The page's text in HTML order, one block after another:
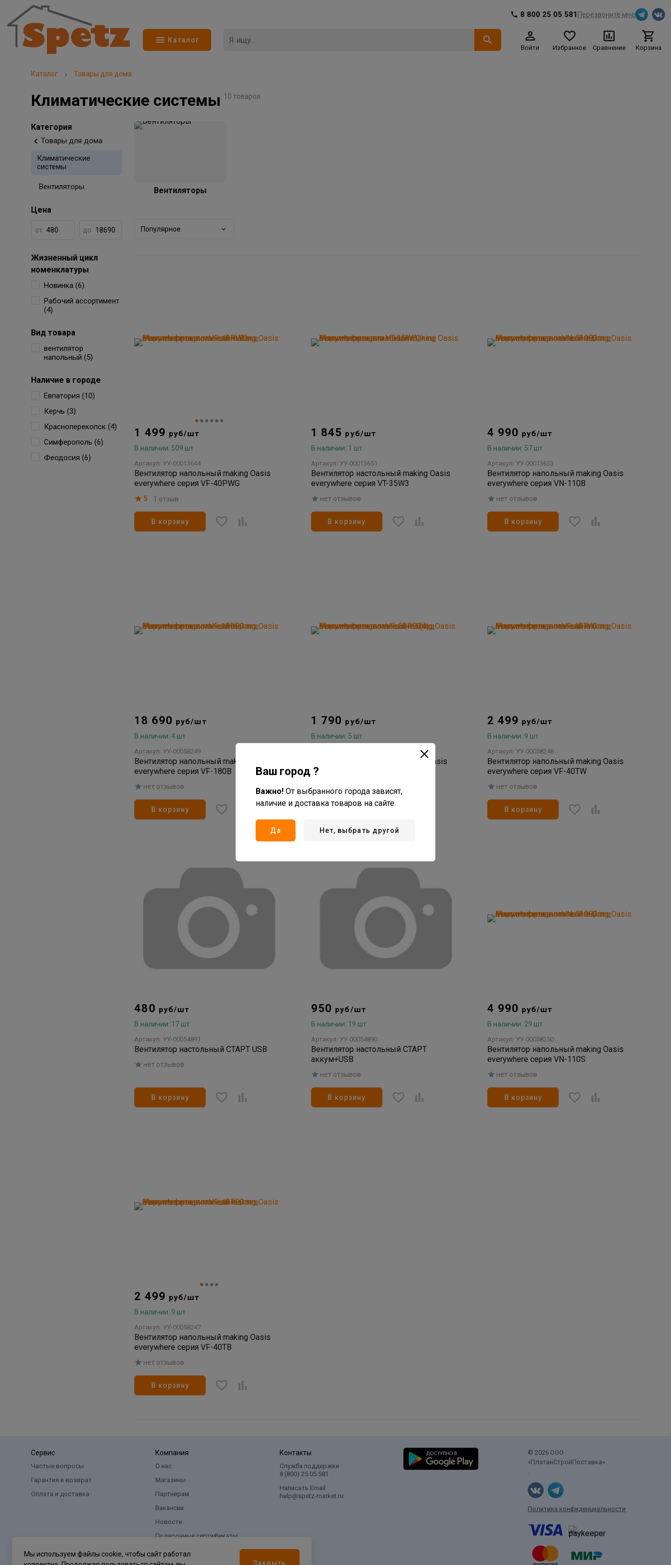
8 800 25 05 581 Перезвоните мне
Каталог
Войти Избранное Сравнение Корзина
Каталог Товары для дома
Климатические системы 10 товаров
Категория
Товары для дома
Климатические
системы
Вентиляторы
Цена
от до
Жизненный цикл
номенклатуры
Новинка (6)
Рабочий ассортимент
(4)
Вид товара
вентилятор
напольный (5)
Наличие в городе
Евпатория (10)
Керчь (3)
Красноперекопск (4)
Симферополь (6)
Феодосия (6)
Вентиляторы
Популярное
1 499 руб/шт
В наличии: 509 шт
Артикул: УУ-00013644
Вентилятор напольный making Оasis
everywhere серия VF-40PWG
5 1 отзыв
В корзину
1 845 руб/шт
В наличии: 1 шт
Артикул: УУ-00013651
Вентилятор настольный making Оasis
everywhere серия VT-35W3
нет отзывов
В корзину
4 990 руб/шт
В наличии: 57 шт
Артикул: УУ-00013653
Вентилятор напольный making Оasis
everywhere серия VN-110B
нет отзывов
В корзину
18 690 руб/шт
В наличии: 4 шт
Артикул: УУ-00058249
Вентилятор напольный making Оasis
everywhere серия VF-180B
нет отзывов
В корзину
1 790 руб/шт
В наличии: 5 шт
Вентилятор напольный making Оasis
everywhere серия VF-50PB (4)
В корзину
2 499 руб/шт
В наличии: 9 шт
Артикул: УУ-00058248
Вентилятор напольный making Оasis
everywhere серия VF-40TW
нет отзывов
В корзину
480 руб/шт
В наличии: 17 шт
Артикул: УУ-00054891
Вентилятор настольный СТАРТ USB
нет отзывов
В корзину
950 руб/шт
В наличии: 19 шт
Артикул: УУ-00054890
Вентилятор настольный СТАРТ
аккум+USB
нет отзывов
В корзину
4 990 руб/шт
В наличии: 29 шт
Артикул: УУ-00058250
Вентилятор напольный making Оasis
everywhere серия VN-110S
нет отзывов
В корзину
2 499 руб/шт
В наличии: 9 шт
Артикул: УУ-00058247
Вентилятор напольный making Оasis
everywhere серия VF-40TB
нет отзывов
В корзину
Сервис
Частые вопросы
Гарантия и возврат
Оплата и доставка
Компания
О нас
Магазины
Партнерам
Вакансии
Новости
Подарочные сертификаты
Контакты
Служба поддержки
8 (800) 25 05 581
Написать Email
help@spetz-market.ru
© 2026 ООО
«ПлатанСтройПоставка».
.
Политика конфиденциальности
Ваш город ?
Важно! От выбранного города зависят,
наличие и доставка товаров на сайте.
Да Нет, выбрать другой
Мы используем файлы cookie, чтобы сайт работал
Закрыть